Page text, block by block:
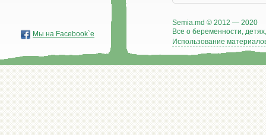
Semia.md © 2012 — 2020
Все о беременности,
Использование
Мы на Facebook`е